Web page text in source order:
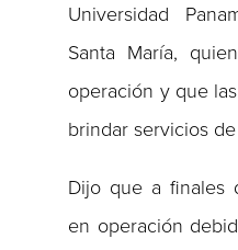
Universidad
Santa María,
operación y que
brindar servicios
Dijo que a finales
en operación